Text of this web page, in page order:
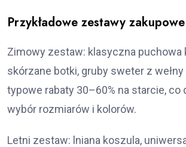
Przykładowe zestawy
Zimowy zestaw: klasyczna puchowa
skórzane botki, gruby sweter z
typowe rabaty 30–60% na starcie, co
wybór rozmiarów i kolorów.
Letni zestaw: lniana koszula,